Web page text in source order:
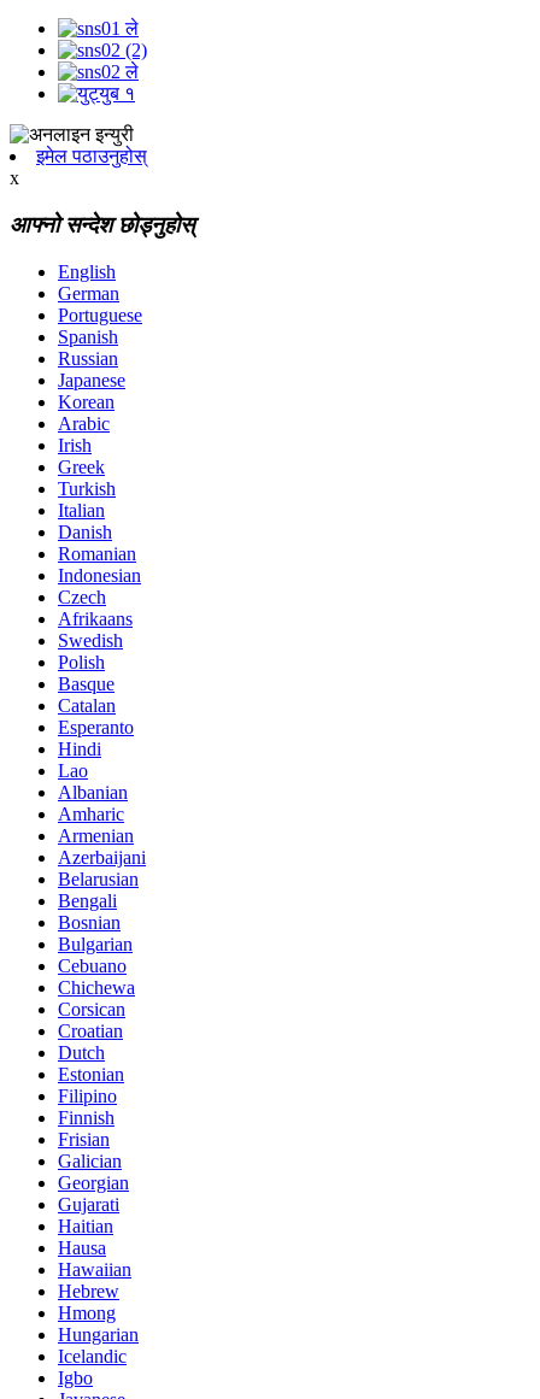
इमेल पठाउनुहोस्
x
आफ्नो सन्देश छोड्नुहोस्
English
German
Portuguese
Spanish
Russian
Japanese
Korean
Arabic
Irish
Greek
Turkish
Italian
Danish
Romanian
Indonesian
Czech
Afrikaans
Swedish
Polish
Basque
Catalan
Esperanto
Hindi
Lao
Albanian
Amharic
Armenian
Azerbaijani
Belarusian
Bengali
Bosnian
Bulgarian
Cebuano
Chichewa
Corsican
Croatian
Dutch
Estonian
Filipino
Finnish
Frisian
Galician
Georgian
Gujarati
Haitian
Hausa
Hawaiian
Hebrew
Hmong
Hungarian
Icelandic
Igbo